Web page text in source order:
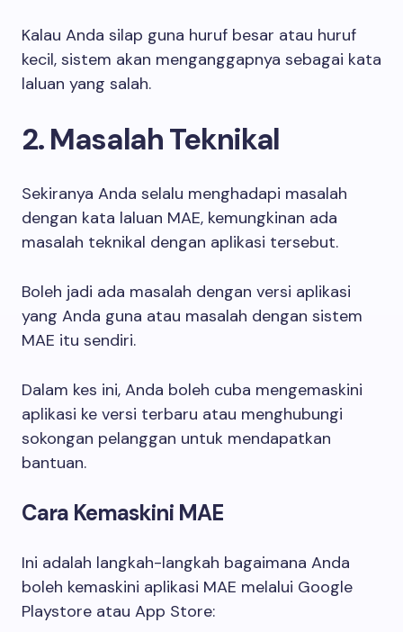
Kalau Anda silap guna huruf besar atau huruf
kecil, sistem akan menganggapnya sebagai kata
laluan yang salah.
2. Masalah Teknikal
Sekiranya Anda selalu menghadapi masalah
dengan kata laluan MAE, kemungkinan ada
masalah teknikal dengan aplikasi tersebut.
Boleh jadi ada masalah dengan versi aplikasi
yang Anda guna atau masalah dengan sistem
MAE itu sendiri.
Dalam kes ini, Anda boleh cuba mengemaskini
aplikasi ke versi terbaru atau menghubungi
sokongan pelanggan untuk mendapatkan
bantuan.
Cara Kemaskini MAE
Ini adalah langkah-langkah bagaimana Anda
boleh kemaskini aplikasi MAE melalui Google
Playstore atau App Store: